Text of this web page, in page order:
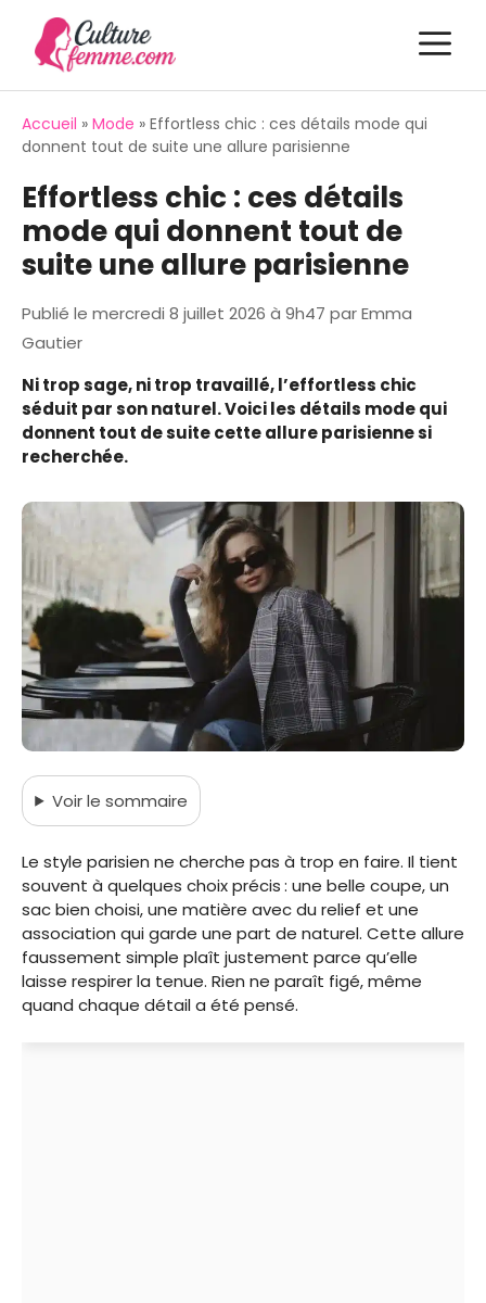
contenu
Accueil » Mode » Effortless chic : ces détails mode qui
donnent tout de suite une allure parisienne
Effortless chic : ces détails
mode qui donnent tout de
suite une allure parisienne
Publié le mercredi 8 juillet 2026 à 9h47 parEmma
Gautier
Ni trop sage, ni trop travaillé, l’effortless chic
séduit par son naturel. Voici les détails mode qui
donnent tout de suite cette allure parisienne si
recherchée.
Voirle sommaire
Le style parisien ne cherche pas à trop en faire. Il tient
souvent à quelques choix précis : une belle coupe, un
sac bien choisi, une matière avec du relief et une
association qui garde une part de naturel. Cette allure
faussement simple plaît justement parce qu’elle
laisse respirer la tenue. Rien ne paraît figé, même
quand chaque détail a été pensé.